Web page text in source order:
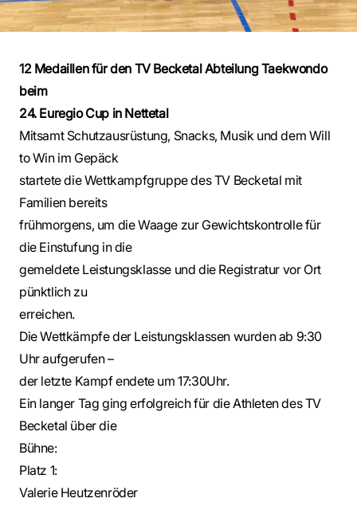
12 Medaillen für den TV Becketal Abteilung Taekwondo
beim
24. Euregio Cup in Nettetal
Mitsamt Schutzausrüstung, Snacks, Musik und dem Will
to Win im Gepäck
startete die Wettkampfgruppe des TV Becketal mit
Familien bereits
frühmorgens, um die Waage zur Gewichtskontrolle für
die Einstufung in die
gemeldete Leistungsklasse und die Registratur vor Ort
pünktlich zu
erreichen.
Die Wettkämpfe der Leistungsklassen wurden ab 9:30
Uhr aufgerufen –
der letzte Kampf endete um 17:30Uhr.
Ein langer Tag ging erfolgreich für die Athleten des TV
Becketal über die
Bühne:
Platz 1:
Valerie Heutzenröder